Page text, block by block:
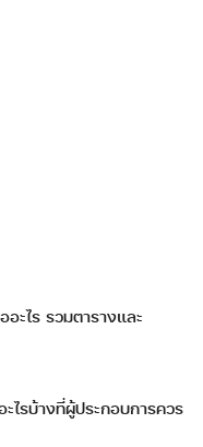
ะไร รวมตารางและ
ไรบ้างที่ผู้ประกอบการควร